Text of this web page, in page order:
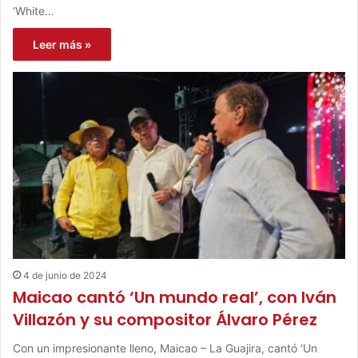
‘White…
Leer más »
4 de junio de 2024
Maicao cantó ‘Un mundo real’, con Iván
Villazón y su compositor Álvaro Pérez
Con un impresionante lleno, Maicao – La Guajira, cantó ‘Un